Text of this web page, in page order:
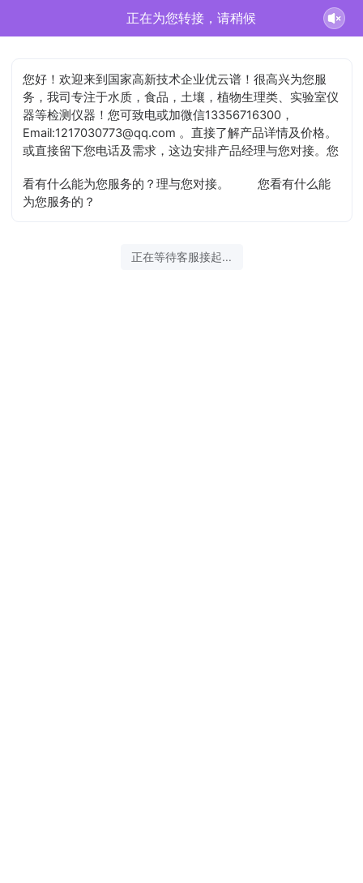
正在为您转接，请稍候
您好！欢迎来到国家高新技术企业优云谱！很高兴为您服
务，我司专注于水质，食品，土壤，植物生理类、实验室仪
器等检测仪器！您可致电或加微信13356716300，
Email:1217030773@qq.com 。直接了解产品详情及价格。
或直接留下您电话及需求，这边安排产品经理与您对接。您
看有什么能为您服务的？理与您对接。
您看有什么能
为您服务的？
正在等待客服接起...